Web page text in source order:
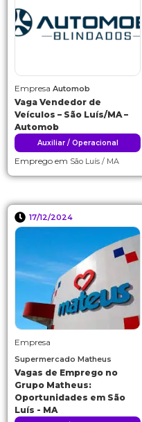
Empresa Automob
Vaga Vendedor de
Veículos – São Luís/MA –
Automob
Auxiliar / Operacional
Emprego em São Luís / MA
17/12/2024
Empresa
Supermercado Matheus
Vagas de Emprego no
Grupo Matheus:
Oportunidades em São
Luís - MA